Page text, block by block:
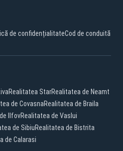
de confidențialitateCod de conduită
Realitatea StarRealitatea de Neamt
de CovasnaRealitatea de Braila
IlfovRealitatea de Vaslui
de SibiuRealitatea de Bistrita
de Calarasi